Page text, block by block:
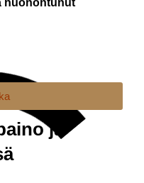
huonontunut
ja